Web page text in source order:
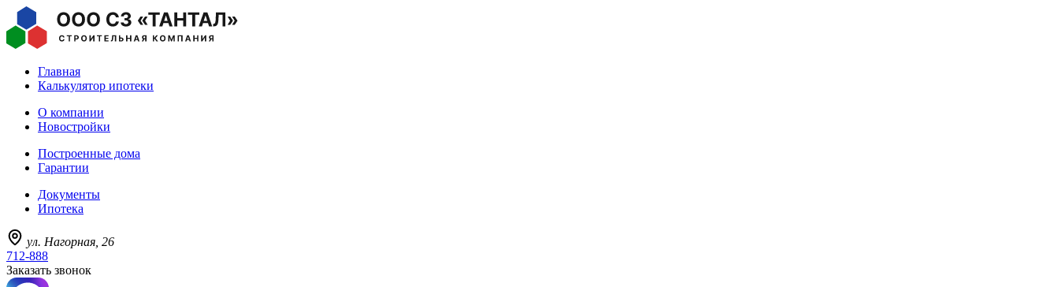
Главная
Калькулятор ипотеки
О компании
Новостройки
Построенные дома
Гарантии
Документы
Ипотека
ул. Нагорная, 26
712-888
Заказать звонок